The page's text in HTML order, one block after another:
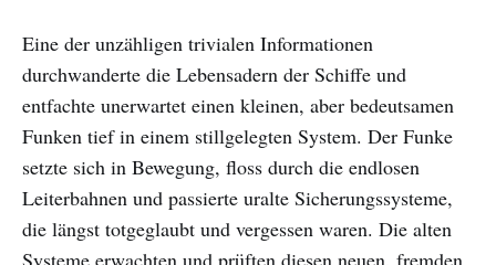
Eine der unzähligen trivialen Informationen
durchwanderte die Lebensadern der Schiffe und
entfachte unerwartet einen kleinen, aber bedeutsamen
Funken tief in einem stillgelegten System. Der Funke
setzte sich in Bewegung, floss durch die endlosen
Leiterbahnen und passierte uralte Sicherungssysteme,
die längst totgeglaubt und vergessen waren. Die alten
Systeme erwachten und prüften diesen neuen, fremden